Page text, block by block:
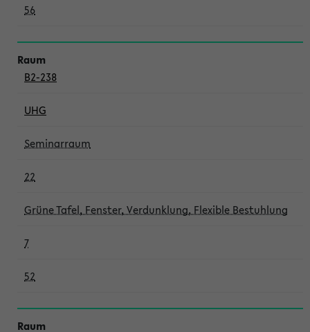
56
B2-238
UHG
Seminarraum
22
Grüne Tafel, Fenster, Verdunklung, Flexible Bestuhlung
7
52